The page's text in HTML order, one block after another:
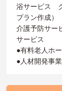
浴サービス
プラン作成
介護予防サ
サービス
●有料老人ホ
●人材開発事業